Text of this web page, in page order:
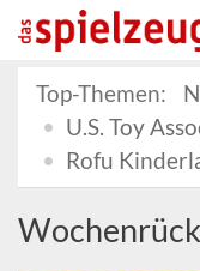
Top-Themen:
U.S. Toy
Rofu